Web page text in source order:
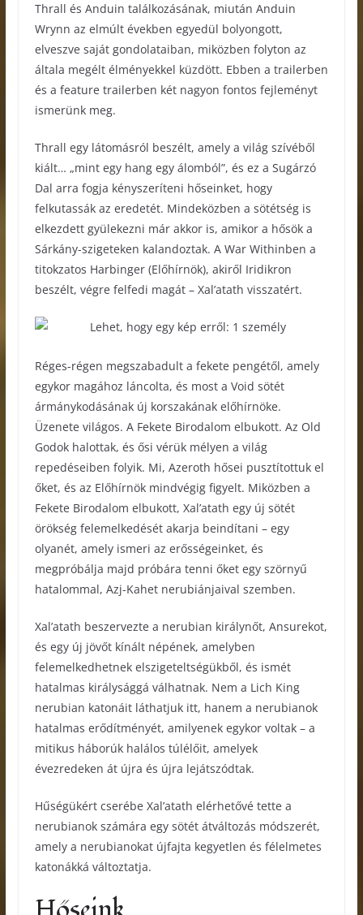
Thrall és Anduin találkozásának, miután Anduin
Wrynn az elmúlt években egyedül bolyongott,
elveszve saját gondolataiban, miközben folyton az
általa megélt élményekkel küzdött. Ebben a trailerben
és a feature trailerben két nagyon fontos fejleményt
ismerünk meg.
Thrall egy látomásról beszélt, amely a világ szívéből
kiált… „mint egy hang egy álomból”, és ez a Sugárzó
Dal arra fogja kényszeríteni hőseinket, hogy
felkutassák az eredetét. Mindeközben a sötétség is
elkezdett gyülekezni már akkor is, amikor a hősök a
Sárkány-szigeteken kalandoztak. A War Withinben a
titokzatos Harbinger (Előhírnök), akiről Iridikron
beszélt, végre felfedi magát – Xal’atath visszatért.
Réges-régen megszabadult a fekete pengétől, amely
egykor magához láncolta, és most a Void sötét
ármánykodásának új korszakának előhírnöke.
Üzenete világos. A Fekete Birodalom elbukott. Az Old
Godok halottak, és ősi vérük mélyen a világ
repedéseiben folyik. Mi, Azeroth hősei pusztítottuk el
őket, és az Előhírnök mindvégig figyelt. Miközben a
Fekete Birodalom elbukott, Xal’atath egy új sötét
örökség felemelkedését akarja beindítani – egy
olyanét, amely ismeri az erősségeinket, és
megpróbálja majd próbára tenni őket egy szörnyű
hatalommal, Azj-Kahet nerubiánjaival szemben.
Xal’atath beszervezte a nerubian királynőt, Ansurekot,
és egy új jövőt kínált népének, amelyben
felemelkedhetnek elszigeteltségükből, és ismét
hatalmas királysággá válhatnak. Nem a Lich King
nerubian katonáit láthatjuk itt, hanem a nerubianok
hatalmas erődítményét, amilyenek egykor voltak – a
mitikus háborúk halálos túlélőit, amelyek
évezredeken át újra és újra lejátszódtak.
Hűségükért cserébe Xal’atath elérhetővé tette a
nerubianok számára egy sötét átváltozás módszerét,
amely a nerubianokat újfajta kegyetlen és félelmetes
katonákká változtatja.